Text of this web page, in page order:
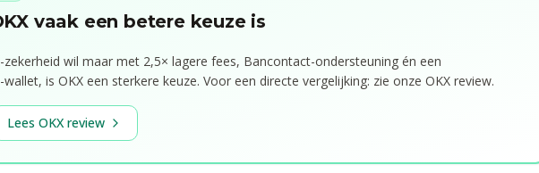
vaak een betere keuze is
zekerheid wil maar met 2,5× lagere fees, Bancontact-ondersteuning én een
is OKX een sterkere keuze. Voor een directe vergelijking: zie onze OKX review.
Lees OKX review